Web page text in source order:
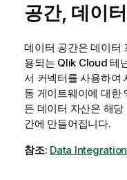
공간, 데이터
데이터 공간은 데이터
용되는 Qlik Cloud 테
서 커넥터를 사용하여
동 게이트웨이에 대한
든 데이터 자산은 해
간에 만들어집니다.
참조: Data